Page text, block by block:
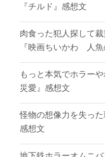
『チルド』感想文
肉食った犯人探して
『映画ちいかわ 人
もっと本気でホラー
災愛』感想文
怪物の想像力を失った
感想文